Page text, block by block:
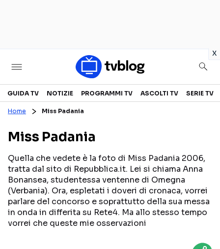
x
Televisione
CANALI TV
PROGRAMMI TV
PERSONAGGI TV
REALITY SHOW
FICTION
Streaming
GUIDA TV NOTIZIE PROGRAMMI TV ASCOLTI TV SERIE TV
Home Miss Padania
Miss Padania
Quella che vedete è la foto di Miss Padania 2006,
tratta dal sito di Repubblica.it. Lei si chiama Anna
Bonansea, studentessa ventenne di Omegna
(Verbania). Ora, espletati i doveri di cronaca, vorrei
parlare del concorso e soprattutto della sua messa
in onda in differita su Rete4. Ma allo stesso tempo
vorrei che queste mie osservazioni